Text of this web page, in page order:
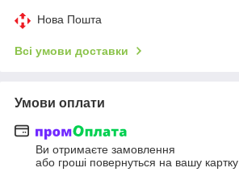
Нова Пошта
Всі умови доставки
Умови оплати
Ви отримаєте замовлення
або гроші повернуться на вашу картку